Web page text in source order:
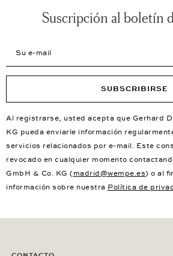
Suscripción al boletín
SUBSCRIBIRSE
Al registrarse, usted acepta que Gerhard
KG pueda enviarle información
servicios relacionados por e-mail. Este
revocado en cualquier momento
GmbH & Co. KG ( madrid@wempe.es) o al
información sobre nuestra Política de